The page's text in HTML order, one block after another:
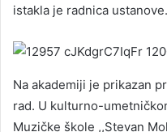
istakla je radnica ustanove.
Na akademiji je prikazan
rad. U kulturno-
Muzičke škole ,,Stevan